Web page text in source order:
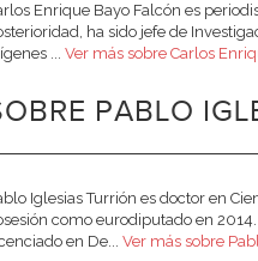
Enrique Bayo Falcón es
ha sido jefe de
... Ver más sobre Carlos
PABLO
Iglesias Turrión es doctor en
como eurodiputado en
en De... Ver más sobre